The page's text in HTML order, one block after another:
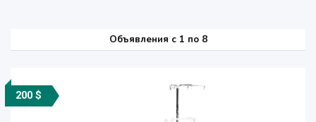
Объявления c 1 по 8
200 $